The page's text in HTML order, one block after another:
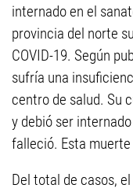
internado en el
provincia del norte
COVID-19. Según
sufría una
centro de salud. Su
y debió ser
falleció. Esta
Del total de casos,